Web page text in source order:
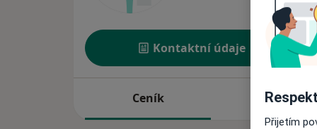
Kontaktní údaje
Ceník Adresy
Přijetím